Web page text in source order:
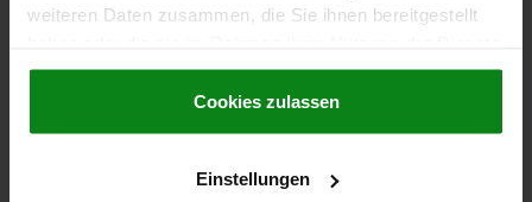
weiteren Daten zusammen, die Sie ihnen bereitgestellt
gesammelt haben.Cookie Richtlinien
Datenschutz|AGB
Cookies zulassen
Einstellungen
09071-20